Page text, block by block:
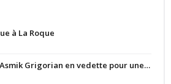
à La Roque
Grigorian en vedette pour une…